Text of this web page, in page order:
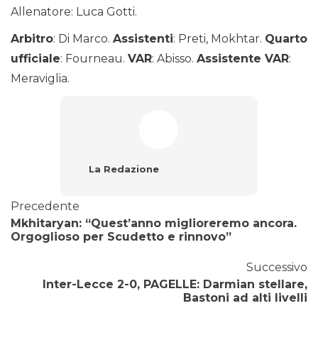
Allenatore: Luca Gotti.
Arbitro: Di Marco. Assistenti: Preti, Mokhtar. Quarto
ufficiale: Fourneau. VAR: Abisso. Assistente VAR:
Meraviglia.
La Redazione
Precedente
Mkhitaryan: “Quest’anno miglioreremo ancora.
Orgoglioso per Scudetto e rinnovo”
Successivo
Inter-Lecce 2-0, PAGELLE: Darmian stellare,
Bastoni ad alti livelli